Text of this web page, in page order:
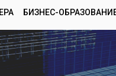
БИЗНЕС-